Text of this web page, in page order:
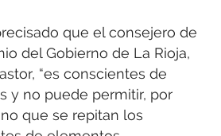
que el consejero de
del Gobierno de La Rioja,
“es conscientes de
y no puede permitir, por
que se repitan los